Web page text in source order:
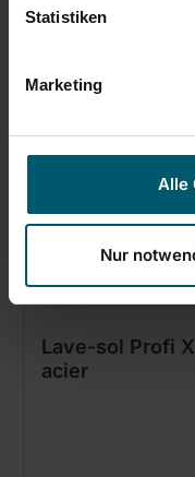
Statistiken
Marketing
Alle
Nur
Lave-sol Profi
acier